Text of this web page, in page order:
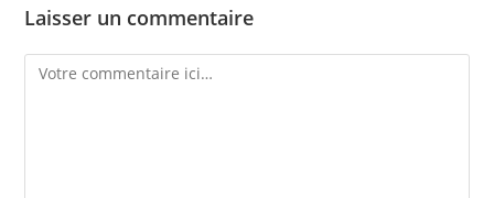
Laisser un commentaire
Comment